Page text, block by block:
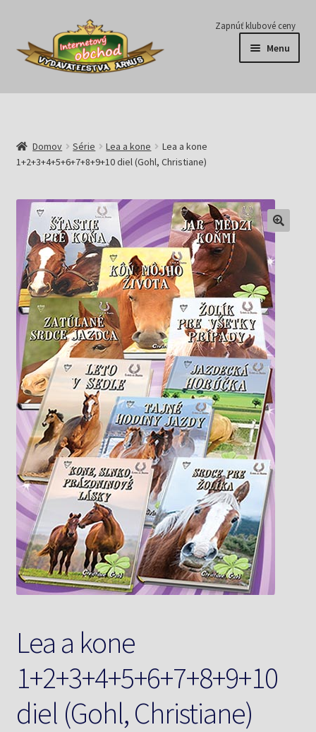
Preskočiť
navigáciu
Preskočiť
obsah
Zapnúť klubové ceny
Menu
Série
E-knihy
Predplatné
Pripravujeme
Pre školy
Knižný klub
Kontakt
Domov Série Lea a kone
Lea a kone
1+2+3+4+5+6+7+8+9+10 diel (Gohl, Christiane)
Lea a kone
1+2+3+4+5+6+7+8+9+10
diel (Gohl, Christiane)